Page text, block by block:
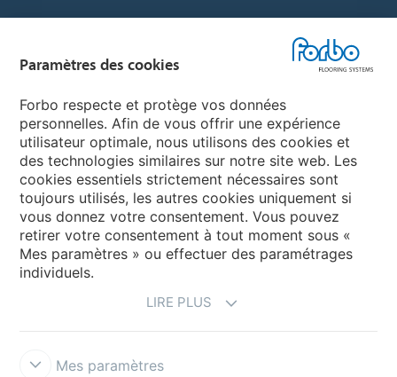
My Forbo
LEXIQUE
PLAN DU SITE
Paramètres des cookies
Forbo respecte et protège vos données
personnelles. Afin de vous offrir une expérience
utilisateur optimale, nous utilisons des cookies et
des technologies similaires sur notre site web. Les
cookies essentiels strictement nécessaires sont
toujours utilisés, les autres cookies uniquement si
vous donnez votre consentement. Vous pouvez
retirer votre consentement à tout moment sous «
Mes paramètres » ou effectuer des paramétrages
individuels.
LIRE PLUS
Mes paramètres